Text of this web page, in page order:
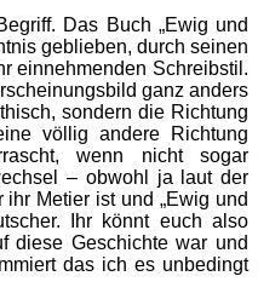
Das Buch „Ewig und
geblieben, durch seinen
einnehmenden Schreibstil.
ganz anders
sondern die Richtung
völlig andere Richtung
wenn nicht sogar
– obwohl ja laut der
Metier ist und „Ewig und
Ihr könnt euch also
diese Geschichte war und
das ich es unbedingt